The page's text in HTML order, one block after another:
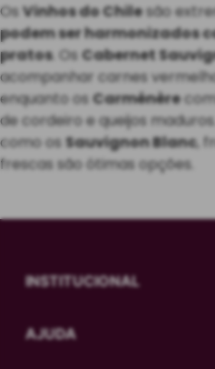
OsVinhos do Chilesão
podem ser harmonizados
pratos. OsCabernet
acompanhar carnes
enquanto osCarménère
de cordeiro e queijos
como osSauvignon Blanc,
frescas são ótimas opções.
INSTITUCIONAL
AJUDA